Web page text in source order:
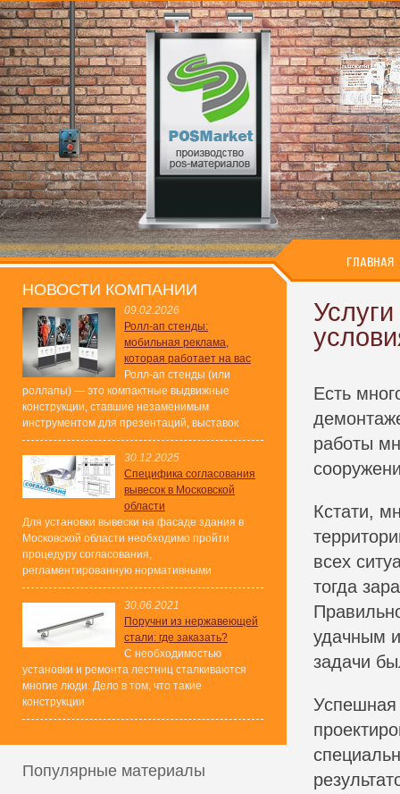
ГЛАВНАЯ
НОВОСТИ КОМПАНИИ
09.02.2026
Ролл-ап стенды:
мобильная реклама,
которая работает на вас
Ролл-ап стенды (или
роллапы) — это компактные выдвижные
конструкции, ставшие незаменимым
инструментом для презентаций, выставок
30.12.2025
Специфика согласования
вывесок в Московской
области
Для установки вывески на фасаде здания в
Московской области необходимо пройти
процедуру согласования,
регламентированную нормативными
30.06.2021
Поручни из нержавеющей
стали: где заказать?
С необходимостью
установки и ремонта лестниц сталкиваются
многие люди. Дело в том, что такие
конструкции
Популярные материалы
Есть
работы
Кстати,
всех
тогда
удачным
задачи
Успешная